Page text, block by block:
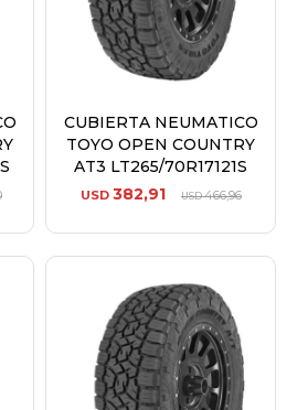
CUBIERTA NEUMATICO
TOYO OPEN COUNTRY
AT3 LT265/70R17121S
USD 382,91 USD466,96